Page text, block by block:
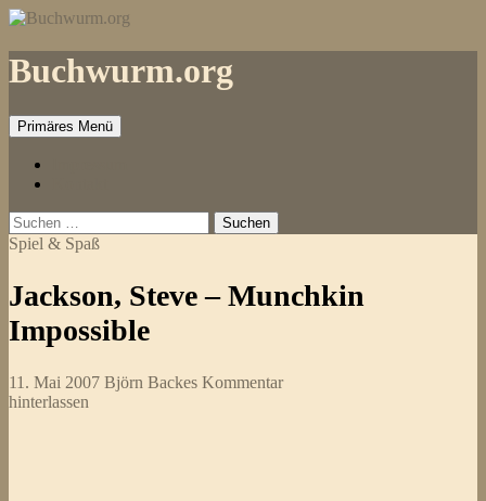
Zum
springen
Buchwurm.org
Primäres Menü
Suchen
nach:
Spiel & Spaß
Jackson, Steve – Munchkin
Impossible
11. Mai 2007 Björn Backes Kommentar
hinterlassen